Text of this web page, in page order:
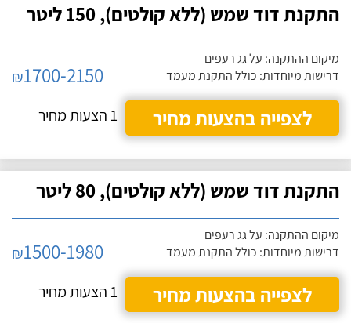
התקנת דוד שמש (ללא קולטים), 150 ליטר
מיקום ההתקנה: על גג רעפים
דרישות מיוחדות: כולל התקנת מעמד
₪1700-2150
לצפייה בהצעות מחיר
1 הצעות מחיר
התקנת דוד שמש (ללא קולטים), 80 ליטר
מיקום ההתקנה: על גג רעפים
דרישות מיוחדות: כולל התקנת מעמד
₪1500-1980
לצפייה בהצעות מחיר
1 הצעות מחיר